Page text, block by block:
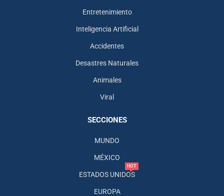
Entretenimiento
Inteligencia Artificial
Accidentes
Desastres Naturales
Animales
Viral
SECCIONES
MUNDO
MÉXICO
ESTADOS UNIDOS
HOT
EUROPA